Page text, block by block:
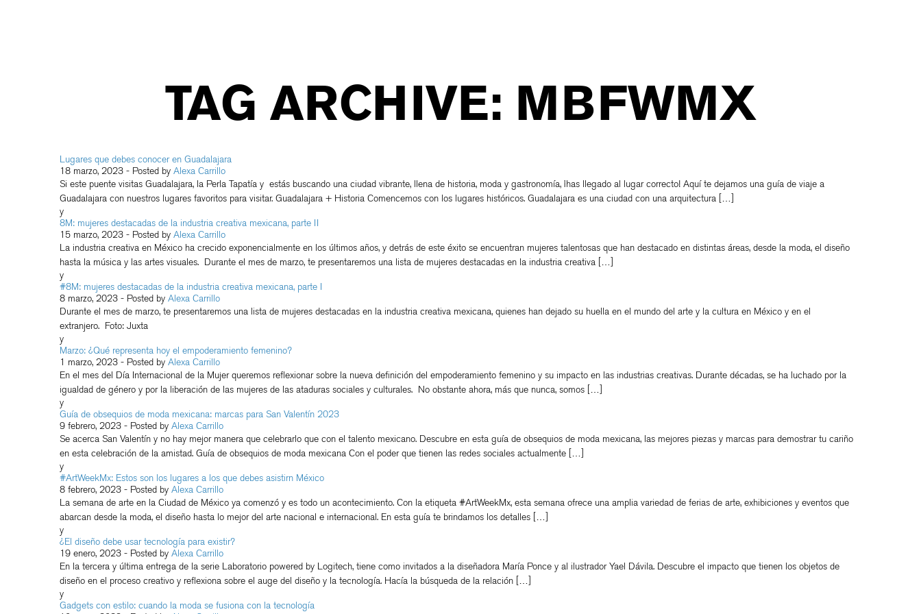
EDITORIAL
VER
MODA PRENSA
DISEÑADORES
TAG ARCHIVE: MBFWMX
Lugares que debes conocer en Guadalajara
18 marzo, 2023 - Posted by Alexa Carrillo
Si este puente visitas Guadalajara, la Perla Tapatía y estás buscando una ciudad vibrante, llena de historia, moda y gastronomía, ¡has llegado al lugar correcto! Aquí te dejamos una guía de viaje a
Guadalajara con nuestros lugares favoritos para visitar. Guadalajara + Historia Comencemos con los lugares históricos. Guadalajara es una ciudad con una arquitectura […]
y
8M: mujeres destacadas de la industria creativa mexicana, parte II
15 marzo, 2023 - Posted by Alexa Carrillo
La industria creativa en México ha crecido exponencialmente en los últimos años, y detrás de este éxito se encuentran mujeres talentosas que han destacado en distintas áreas, desde la moda, el diseño
hasta la música y las artes visuales. Durante el mes de marzo, te presentaremos una lista de mujeres destacadas en la industria creativa […]
y
#8M: mujeres destacadas de la industria creativa mexicana, parte I
8 marzo, 2023 - Posted by Alexa Carrillo
Durante el mes de marzo, te presentaremos una lista de mujeres destacadas en la industria creativa mexicana, quienes han dejado su huella en el mundo del arte y la cultura en México y en el
extranjero. Foto: Juxta
y
Marzo: ¿Qué representa hoy el empoderamiento femenino?
1 marzo, 2023 - Posted by Alexa Carrillo
En el mes del Día Internacional de la Mujer queremos reflexionar sobre la nueva definición del empoderamiento femenino y su impacto en las industrias creativas. Durante décadas, se ha luchado por la
igualdad de género y por la liberación de las mujeres de las ataduras sociales y culturales. No obstante ahora, más que nunca, somos […]
y
Guía de obsequios de moda mexicana: marcas para San Valentín 2023
9 febrero, 2023 - Posted by Alexa Carrillo
Se acerca San Valentín y no hay mejor manera que celebrarlo que con el talento mexicano. Descubre en esta guía de obsequios de moda mexicana, las mejores piezas y marcas para demostrar tu cariño
en esta celebración de la amistad. Guía de obsequios de moda mexicana Con el poder que tienen las redes sociales actualmente […]
y
#ArtWeekMx: Estos son los lugares a los que debes asistirn México
8 febrero, 2023 - Posted by Alexa Carrillo
La semana de arte en la Ciudad de México ya comenzó y es todo un acontecimiento. Con la etiqueta #ArtWeekMx, esta semana ofrece una amplia variedad de ferias de arte, exhibiciones y eventos que
abarcan desde la moda, el diseño hasta lo mejor del arte nacional e internacional. En esta guía te brindamos los detalles […]
y
¿El diseño debe usar tecnología para existir?
19 enero, 2023 - Posted by Alexa Carrillo
En la tercera y última entrega de la serie Laboratorio powered by Logitech, tiene como invitados a la diseñadora María Ponce y al ilustrador Yael Dávila. Descubre el impacto que tienen los objetos de
diseño en el proceso creativo y reflexiona sobre el auge del diseño y la tecnología. Hacía la búsqueda de la relación […]
y
Gadgets con estilo: cuando la moda se fusiona con la tecnología